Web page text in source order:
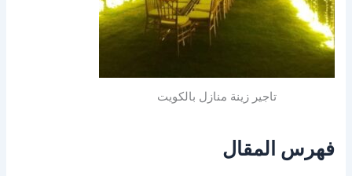
تاجير زينة منازل بالكويت
فهرس المقال